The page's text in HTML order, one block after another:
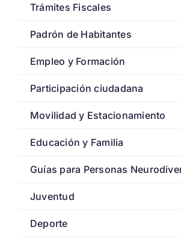
Trámites Fiscales
Padrón de Habitantes
Empleo y Formación
Participación ciudadana
Movilidad y Estacionamiento
Educación y Familia
Guías para Personas
Juventud
Deporte